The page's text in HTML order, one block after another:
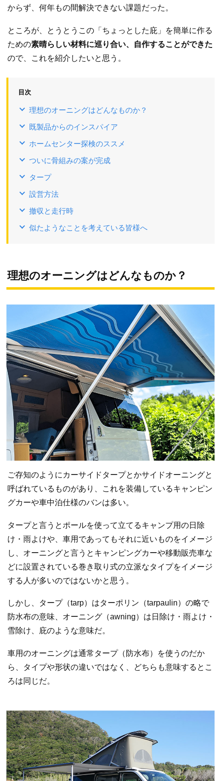
からず、何年もの間解決できない課題だった。
ところが、とうとうこの「ちょっとした庇」を簡単に作る
ための素晴らしい材料に巡り合い、自作することができた
ので、これを紹介したいと思う。
目次
理想のオーニングはどんなものか？
既製品からのインスパイア
ホームセンター探検のススメ
ついに骨組みの案が完成
タープ
設営方法
撤収と走行時
似たようなことを考えている皆様へ
理想のオーニングはどんなものか？
ご存知のようにカーサイドタープとかサイドオーニングと
呼ばれているものがあり、これを装備しているキャンピン
グカーや車中泊仕様のバンは多い。
タープと言うとポールを使って立てるキャンプ用の日除
け・雨よけや、車用であってもそれに近いものをイメージ
し、オーニングと言うとキャンピングカーや移動販売車な
どに設置されている巻き取り式の立派なタイプをイメージ
する人が多いのではないかと思う。
しかし、タープ（tarp）はターポリン（tarpaulin）の略で
防水布の意味、オーニング（awning）は日除け・雨よけ・
雪除け、庇のような意味だ。
車用のオーニングは通常タープ（防水布）を使うのだか
ら、タイプや形状の違いではなく、どちらも意味するとこ
ろは同じだ。